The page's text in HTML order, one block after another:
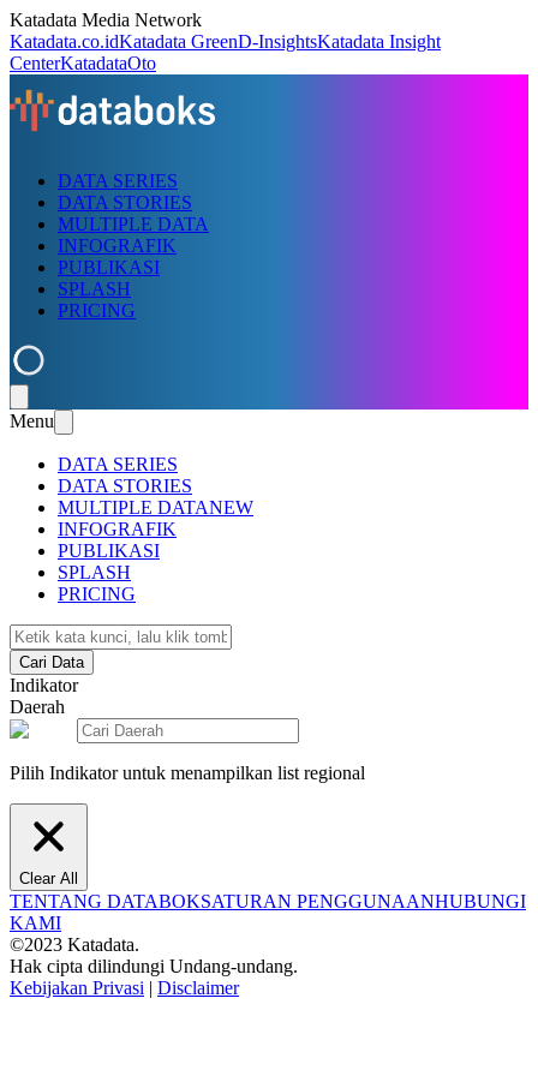
Katadata Media Network
Katadata.co.idKatadata GreenD-InsightsKatadata Insight
CenterKatadataOto
DATA SERIES
DATA STORIES
MULTIPLE DATA
INFOGRAFIK
PUBLIKASI
SPLASH
PRICING
Menu
DATA SERIES
DATA STORIES
MULTIPLE DATANEW
INFOGRAFIK
PUBLIKASI
SPLASH
PRICING
Cari Data
Indikator
Daerah
Pilih Indikator untuk menampilkan list regional
Clear All
TENTANG DATABOKSATURAN PENGGUNAANHUBUNGI
KAMI
©2023 Katadata.
Hak cipta dilindungi Undang-undang.
Kebijakan Privasi | Disclaimer